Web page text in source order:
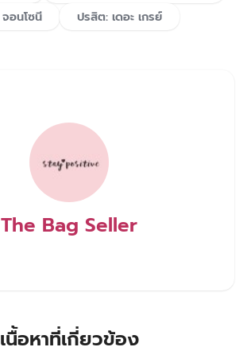
จอนโซนี
ปรสิต: เดอะ เกรย์
The Bag Seller
เนื้อหาที่เกี่ยวข้อง